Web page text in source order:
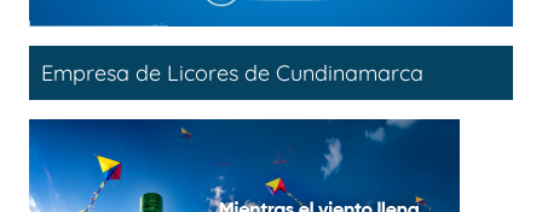
Empresa de Licores de Cundinamarca